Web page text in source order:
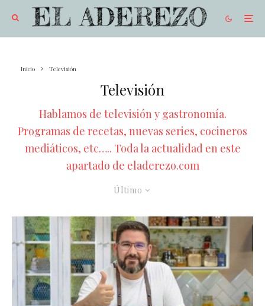
Inicio Televisión
Televisión
Hablamos de televisión y gastronomía.
Programas de recetas, nuevas series, cocineros
mediáticos, etc….. Toda la actualidad en este
apartado de eladerezo.com
Último